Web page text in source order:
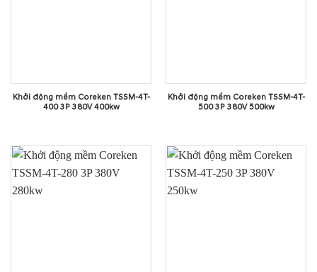
Khởi động mềm Coreken TSSM-4T-
400 3P 380V 400kw
Khởi động mềm Coreken TSSM-4T-
500 3P 380V 500kw